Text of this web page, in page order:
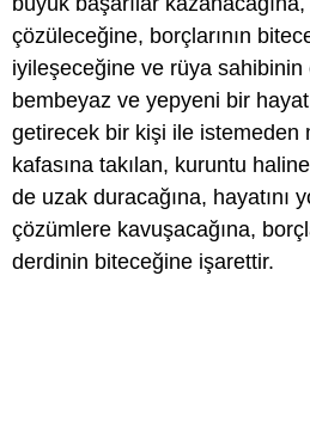
çözüleceğine, borçlarının
iyileşeceğine ve rüya sahibinin
bembeyaz ve yepyeni bir
getirecek bir kişi ile istemeden
kafasına takılan, kuruntu
de uzak duracağına, hayatını
çözümlere kavuşacağına,
derdinin biteceğine işarettir.